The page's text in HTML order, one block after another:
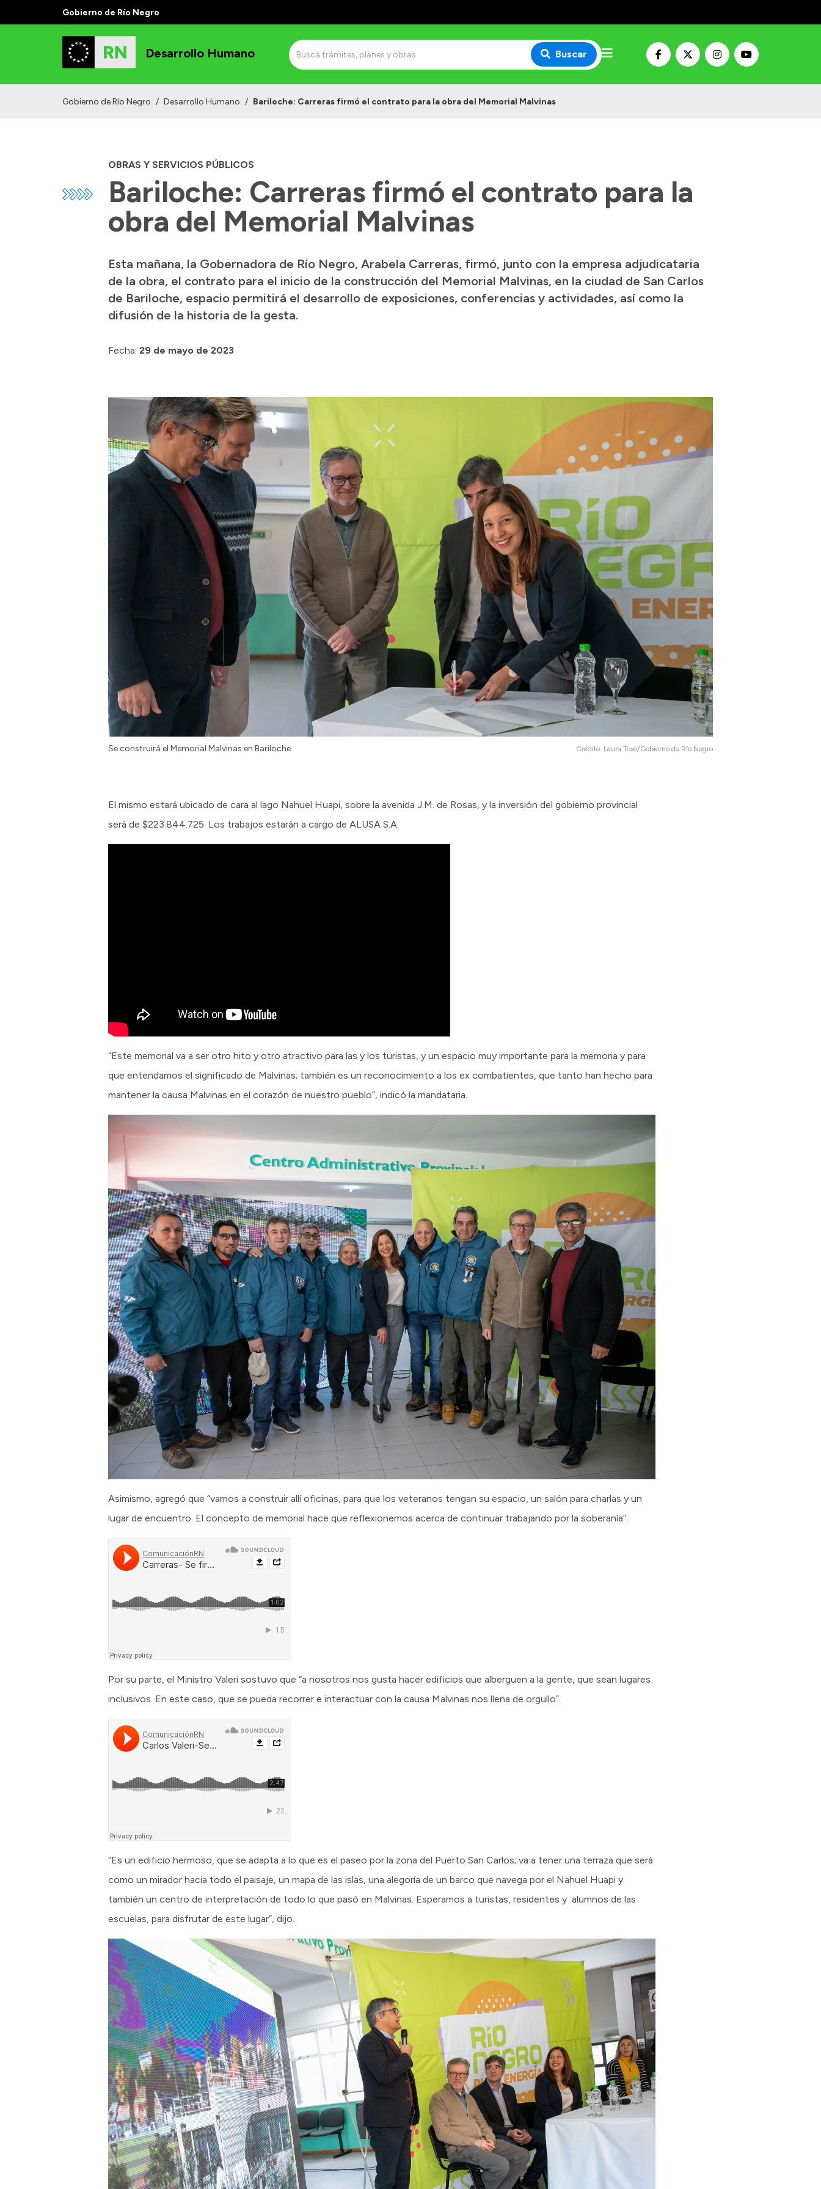
Gobierno de Río Negro
Desarrollo Humano Buscar
Gobierno de Río Negro / Desarrollo Humano / Bariloche: Carreras firmó el contrato para la obra del Memorial Malvinas
OBRAS Y SERVICIOS PÚBLICOS
Bariloche: Carreras firmó el contrato para la
obra del Memorial Malvinas
Esta mañana, la Gobernadora de Río Negro, Arabela Carreras, firmó, junto con la empresa adjudicataria
de la obra, el contrato para el inicio de la construcción del Memorial Malvinas, en la ciudad de San Carlos
de Bariloche, espacio permitirá el desarrollo de exposiciones, conferencias y actividades, así como la
difusión de la historia de la gesta.
Fecha: 29 de mayo de 2023
Se construirá el Memorial Malvinas en Bariloche Crédito: Laura Toso/Gobierno de Río Negro
El mismo estará ubicado de cara al lago Nahuel Huapi, sobre la avenida J.M. de Rosas, y la inversión del gobierno provincial
será de $223.844.725. Los trabajos estarán a cargo de ALUSA S.A.
“Este memorial va a ser otro hito y otro atractivo para las y los turistas, y un espacio muy importante para la memoria y para
que entendamos el significado de Malvinas; también es un reconocimiento a los ex combatientes, que tanto han hecho para
mantener la causa Malvinas en el corazón de nuestro pueblo”, indicó la mandataria.
Asimismo, agregó que “vamos a construir allí oficinas, para que los veteranos tengan su espacio, un salón para charlas y un
lugar de encuentro. El concepto de memorial hace que reflexionemos acerca de continuar trabajando por la soberanía”.
Por su parte, el Ministro Valeri sostuvo que “a nosotros nos gusta hacer edificios que alberguen a la gente, que sean lugares
inclusivos. En este caso, que se pueda recorrer e interactuar con la causa Malvinas nos llena de orgullo”.
“Es un edificio hermoso, que se adapta a lo que es el paseo por la zona del Puerto San Carlos; va a tener una terraza que será
como un mirador hacia todo el paisaje, un mapa de las islas, una alegoría de un barco que navega por el Nahuel Huapi y
también un centro de interpretación de todo lo que pasó en Malvinas. Esperamos a turistas, residentes y alumnos de las
escuelas, para disfrutar de este lugar”, dijo.